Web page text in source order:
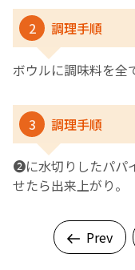
2 調理手順
ボウルに調味料を全
3 調理手順
❷に水切りしたパパ
せたら出来上がり。
Prev